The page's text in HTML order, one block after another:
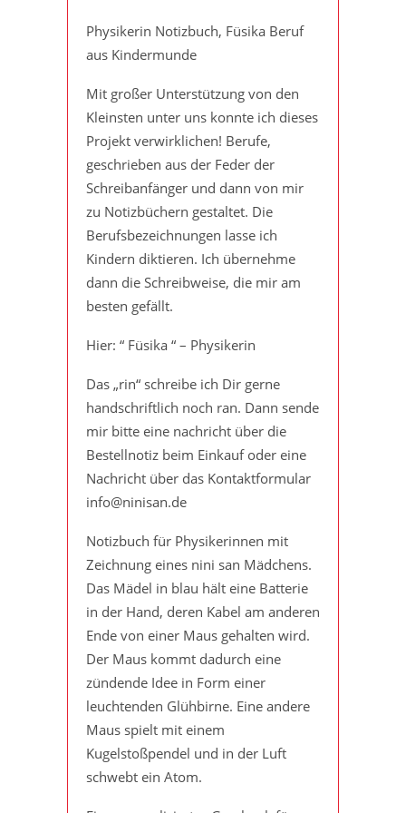
Physikerin Notizbuch, Füsika Beruf
aus Kindermunde
Mit großer Unterstützung von den
Kleinsten unter uns konnte ich dieses
Projekt verwirklichen! Berufe,
geschrieben aus der Feder der
Schreibanfänger und dann von mir
zu Notizbüchern gestaltet. Die
Berufsbezeichnungen lasse ich
Kindern diktieren. Ich übernehme
dann die Schreibweise, die mir am
besten gefällt.
Hier: “ Füsika “ – Physikerin
Das „rin“ schreibe ich Dir gerne
handschriftlich noch ran. Dann sende
mir bitte eine nachricht über die
Bestellnotiz beim Einkauf oder eine
Nachricht über das Kontaktformular
info@ninisan.de
Notizbuch für Physikerinnen mit
Zeichnung eines nini san Mädchens.
Das Mädel in blau hält eine Batterie
in der Hand, deren Kabel am anderen
Ende von einer Maus gehalten wird.
Der Maus kommt dadurch eine
zündende Idee in Form einer
leuchtenden Glühbirne. Eine andere
Maus spielt mit einem
Kugelstoßpendel und in der Luft
schwebt ein Atom.